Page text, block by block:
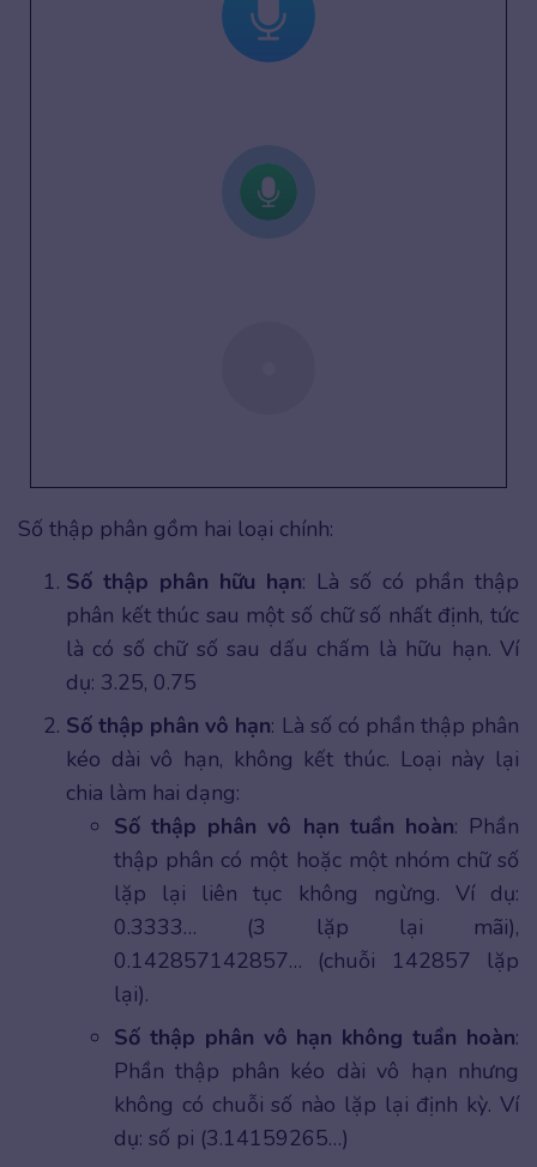
Số thập phân gồm hai loại chính:
Số thập phân hữu hạn: Là số có phần thập
phân kết thúc sau một số chữ số nhất định, tức
là có số chữ số sau dấu chấm là hữu hạn. Ví
dụ: 3.25, 0.75
Số thập phân vô hạn: Là số có phần thập phân
kéo dài vô hạn, không kết thúc. Loại này lại
chia làm hai dạng:
Số thập phân vô hạn tuần hoàn: Phần
thập phân có một hoặc một nhóm chữ số
lặp lại liên tục không ngừng. Ví dụ:
0.3333… (3 lặp lại mãi),
0.142857142857… (chuỗi 142857 lặp
lại).
Số thập phân vô hạn không tuần hoàn:
Phần thập phân kéo dài vô hạn nhưng
không có chuỗi số nào lặp lại định kỳ. Ví
dụ: số pi (3.14159265…)